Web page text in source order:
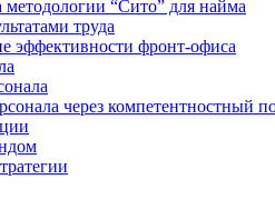
методологии “Сито” для найма
труда
эффективности фронт-офиса
через компетентностный